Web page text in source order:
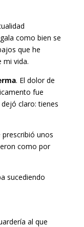
como bien se
que he
mi vida.
. El dolor de
fue
claro: tienes
prescribió unos
como por
sucediendo
al que